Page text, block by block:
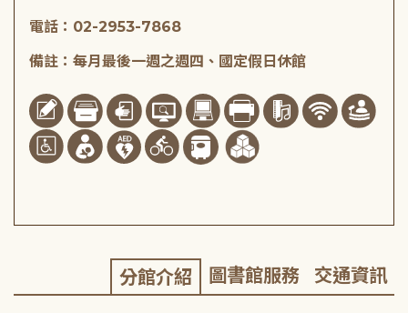
電話：02-2953-7868
備註：每月最後一週之週四、國定假日休館
分館介紹 圖書館服務 交通資訊